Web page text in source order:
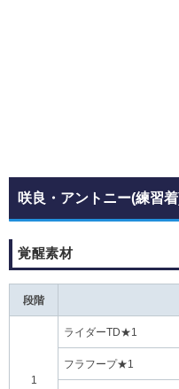
咲良・アントニー(練習
覚醒素材
段階
1
ライダーTD★1
フラフープ★1